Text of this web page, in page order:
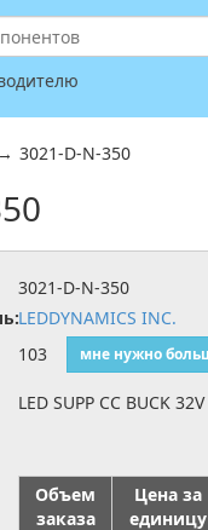
→ 3021-D-N-350
3021-D-N-350
LEDDYNAMICS INC.
103 мне нужно
LED SUPP CC BUCK
Объем
заказа
Цена за
единицу